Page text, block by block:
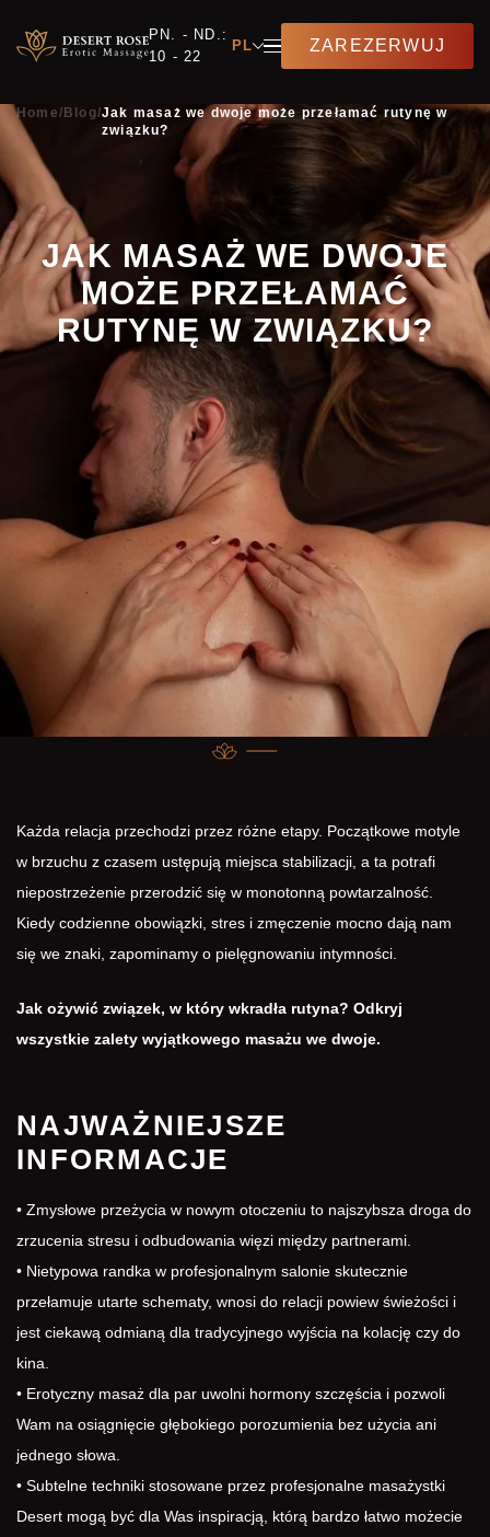
PN. - ND.:
10 - 22
PL ZAREZERWUJ
Home/ Blog/Jak masaż we dwoje może przełamać rutynę w
związku?
JAK MASAŻ WE DWOJE
MOŻE PRZEŁAMAĆ
RUTYNĘ W ZWIĄZKU?
Każda relacja przechodzi przez różne etapy. Początkowe motyle
w brzuchu z czasem ustępują miejsca stabilizacji, a ta potrafi
niepostrzeżenie przerodzić się w monotonną powtarzalność.
Kiedy codzienne obowiązki, stres i zmęczenie mocno dają nam
się we znaki, zapominamy o pielęgnowaniu intymności.
Jak ożywić związek, w który wkradła rutyna? Odkryj
wszystkie zalety wyjątkowego masażu we dwoje.
NAJWAŻNIEJSZE
INFORMACJE
• Zmysłowe przeżycia w nowym otoczeniu to najszybsza droga do
zrzucenia stresu i odbudowania więzi między partnerami.
• Nietypowa randka w profesjonalnym salonie skutecznie
przełamuje utarte schematy, wnosi do relacji powiew świeżości i
jest ciekawą odmianą dla tradycyjnego wyjścia na kolację czy do
kina.
• Erotyczny masaż dla par uwolni hormony szczęścia i pozwoli
Wam na osiągnięcie głębokiego porozumienia bez użycia ani
jednego słowa.
• Subtelne techniki stosowane przez profesjonalne masażystki
Desert mogą być dla Was inspiracją, którą bardzo łatwo możecie